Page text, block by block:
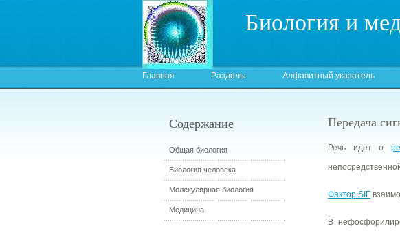
Биология и
Главная Разделы Алфавитный указатель
Передача
Речь идет о
Фактор SIF
В
Содержание
Общая биология
Биология человека
Молекулярная биология
Медицина